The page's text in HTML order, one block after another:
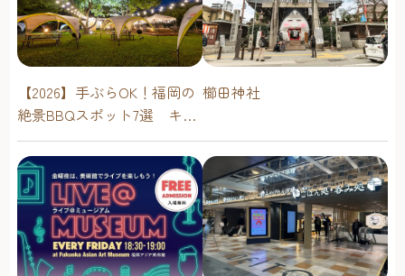
【2026】手ぶらOK！福岡の
絶景BBQスポット7選 キャ
ンプ場・海辺・公園で手軽
に楽しむ
櫛田神社